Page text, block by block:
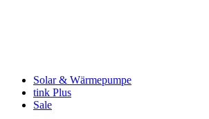
Solar & Wärmepumpe
tink Plus
Sale